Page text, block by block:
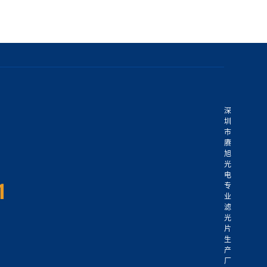
深
圳
市
赓
旭
光
电
专
业
滤
光
片
生
产
厂